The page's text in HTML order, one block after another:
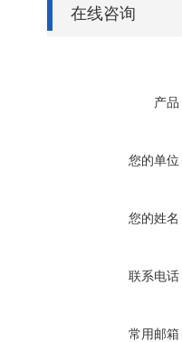
在线咨询
产品
您的单位
您的姓名
联系电话
常用邮箱